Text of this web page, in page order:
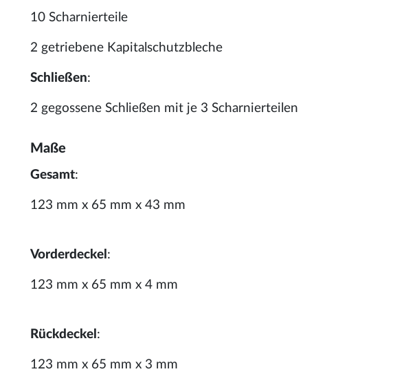
10 Scharnierteile
2 getriebene Kapitalschutzbleche
Schließen:
2 gegossene Schließen mit je 3 Scharnierteilen
Maße
Gesamt:
123 mm x 65 mm x 43 mm
Vorderdeckel :
123 mm x 65 mm x 4 mm
Rückdeckel :
123 mm x 65 mm x 3 mm